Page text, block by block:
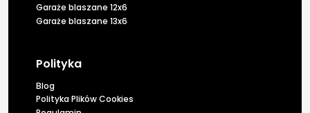
Garaże blaszane 12x6
Garaże blaszane 13x6
Polityka
Blog
Polityka Plików Cookies